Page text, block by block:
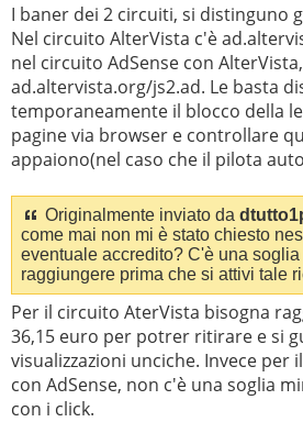
I baner dei 2 circuiti, si distinguno
Nel circuito AlterVista c'è
nel circuito AdSense con
ad.altervista.org/js2.ad. Le basta
temporaneamente il blocco della
pagine via browser e controllare
appaiono(nel caso che il pilota
Originalmente inviato da
come mai non mi è stato chiesto
eventuale accredito? C'è una
raggiungere prima che si attivi tale
Per il circuito AterVista bisogna
36,15 euro per potrer ritirare e si
visualizzazioni unciche. Invece per
con AdSense, non c'è una soglia
con i click.